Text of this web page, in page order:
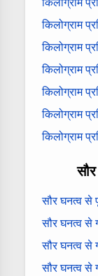
किलोग्राम
किलोग्राम
किलोग्राम
किलोग्राम
किलोग्राम
किलोग्राम
सौर घनत्व से
सौर घनत्व से
सौर घनत्व से
सौर घनत्व से